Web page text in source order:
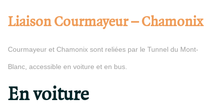
Liaison Courmayeur – Chamonix
Courmayeur et Chamonix sont reliées par le Tunnel du Mont-
Blanc, accessible en voiture et en bus.
En voiture